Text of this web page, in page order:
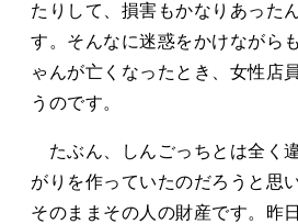
たりして、損害もかなりあった
す。そんなに迷惑をかけながら
ゃんが亡くなったとき、女性店
うのです。
たぶん、しんごっちとは全く
がりを作っていたのだろうと思
そのままその人の財産です。昨